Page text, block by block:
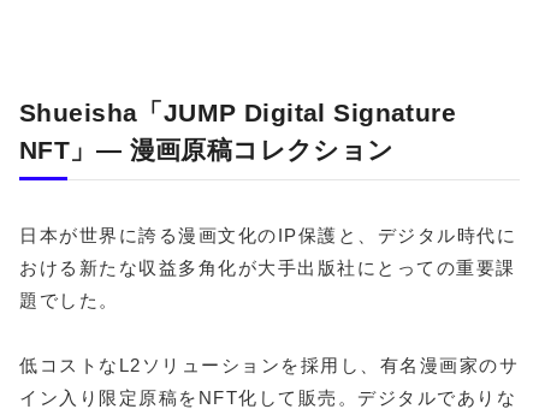
Shueisha「JUMP Digital Signature
NFT」― 漫画原稿コレクション
日本が世界に誇る漫画文化のIP保護と、デジタル時代に
おける新たな収益多角化が大手出版社にとっての重要課
題でした。
低コストなL2ソリューションを採用し、有名漫画家のサ
イン入り限定原稿をNFT化して販売。デジタルでありな